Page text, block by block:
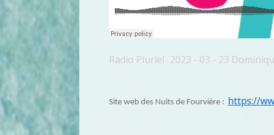
Radio Pluriel · 2023 - 03 - 23
Site web des Nuits de Fourvière : https://